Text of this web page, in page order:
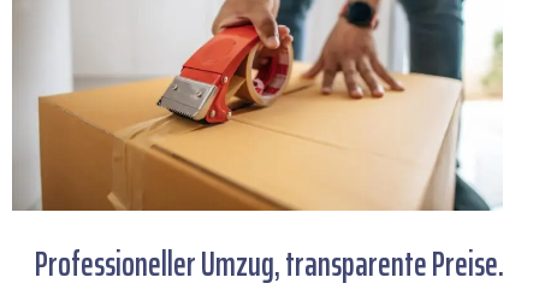
Professioneller Umzug, transparente Preise.